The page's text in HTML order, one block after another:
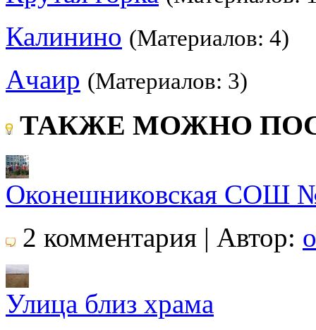
Калинино (Материалов: 4)
Ачаир (Материалов: 3)
ТАКЖЕ МОЖНО
Оконешниковская СОШ
2 комментария | Автор:
Улица близ храма